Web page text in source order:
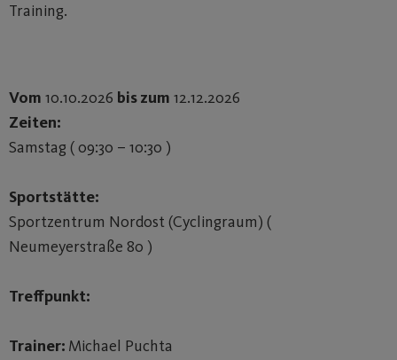
Training.
Vom 10.10.2026 bis zum 12.12.2026
Zeiten:
Samstag ( 09:30 – 10:30 )
Sportstätte:
Sportzentrum Nordost (Cyclingraum) (
Neumeyerstraße 80 )
Treffpunkt:
Trainer: Michael Puchta